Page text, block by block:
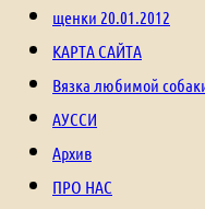
щенки 20.01.2012
КАРТА САЙТА
Вязка любимой
АУССИ
Архив
ПРО НАС